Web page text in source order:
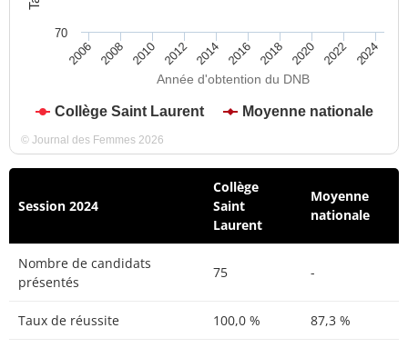
Année d'obtention du DNB
Collège Saint Laurent Moyenne nationale
2006 2008 2010 2012 2014 2016 2018 2020 2022 2024
70
© Journal des Femmes 2026
Session 2024
Collège
Saint
Laurent
Moyenne
nationale
Nombre de candidats
présentés
75 -
Taux de réussite 100,0 % 87,3 %